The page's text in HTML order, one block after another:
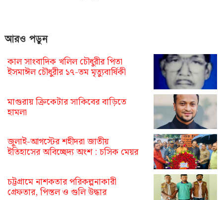
আরও পড়ুন
কাল সাংবাদিক খলিল চৌধুরীর পিতা
ইসমাঈল চৌধুরীর ১৭-তম মৃত্যুবার্ষিকী
মাগুরায় ক্রিকেটার সাকিবের বাড়িতে
হামলা
জুলাই-আগস্টের শহীদরা জাতীয়
ইতিহাসের অবিচ্ছেদ্য অংশ : চসিক মেয়র
চট্টগ্রামে নাশকতার পরিকল্পনাকারী
গ্রেফতার, পিস্তল ও গুলি উদ্ধার